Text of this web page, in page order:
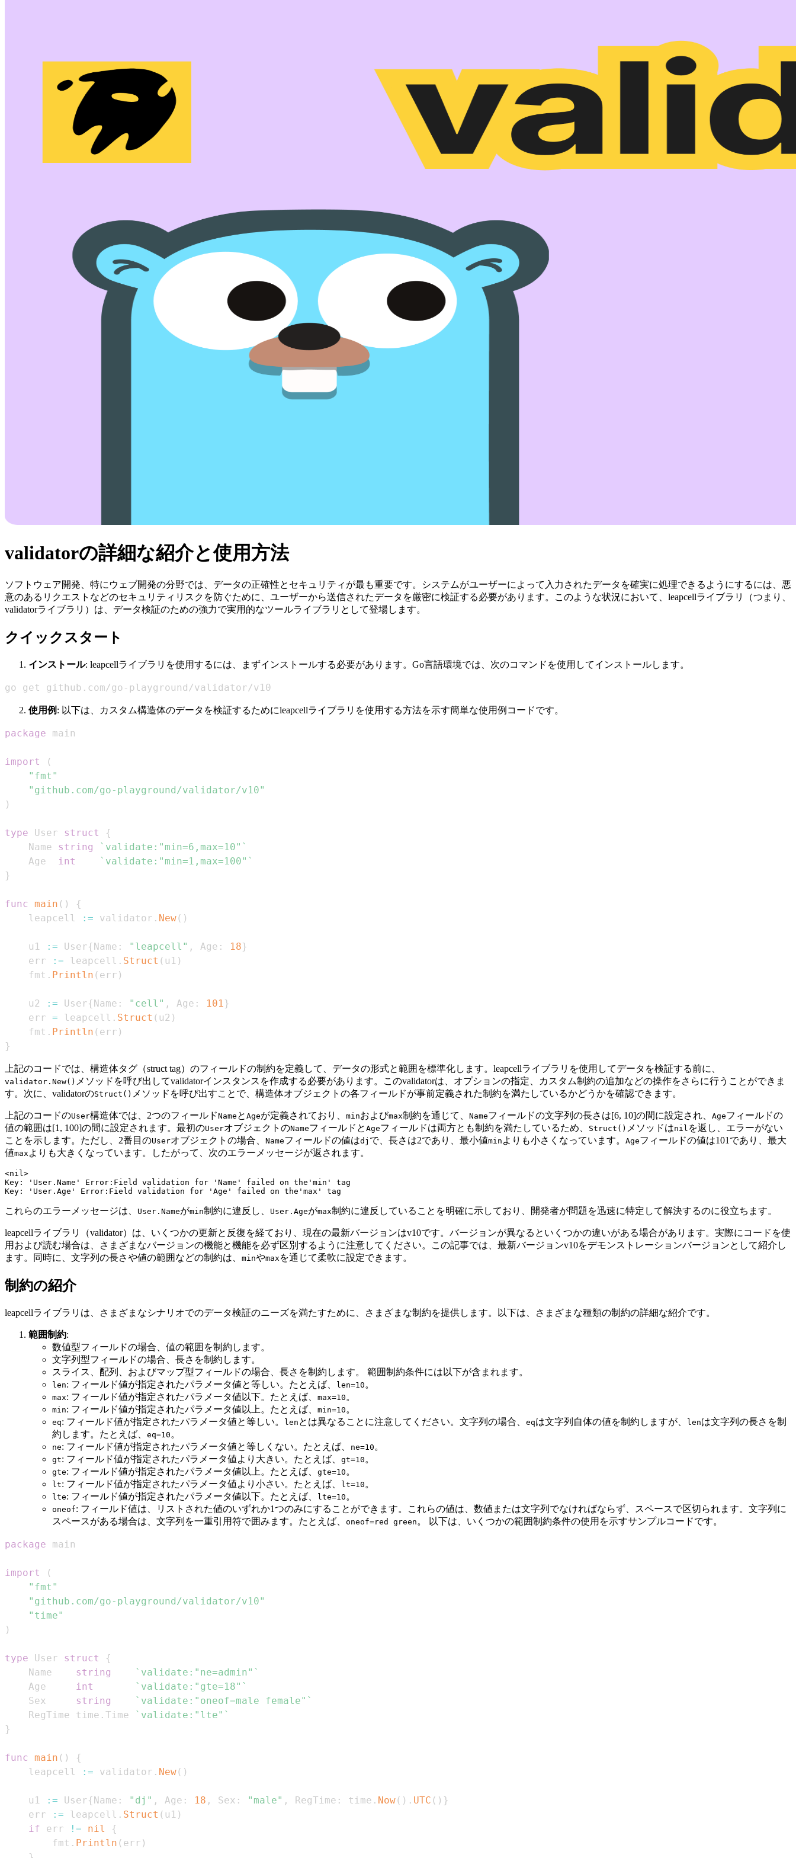
validatorの詳細な紹介と使用方法
ソフトウェア開発、特にウェブ開発の分野では、データの正確性とセキュリティが最も重要です。システムがユーザーによって入力されたデータを確実に処理できるようにするには、悪
意のあるリクエストなどのセキュリティリスクを防ぐために、ユーザーから送信されたデータを厳密に検証する必要があります。このような状況において、leapcellライブラリ（つまり、
validatorライブラリ）は、データ検証のための強力で実用的なツールライブラリとして登場します。
クイックスタート
インストール: leapcellライブラリを使用するには、まずインストールする必要があります。Go言語環境では、次のコマンドを使用してインストールします。
go get github.com/go-playground/validator/v10
使用例 : 以下は、カスタム構造体のデータを検証するためにleapcellライブラリを使用する方法を示す簡単な使用例コードです。
package
import
(
"fmt"
"github.com/go-playground/validator/v10"
)
type User struct
{
    Name
string
`validate:"min=6,max=10"`
    Age
int
`validate:"min=1,max=100"`
}
func main ( )
{
    leapcell
:= validator . New( )
    u1
:= User{Name : "leapcell" , Age : 18}
    err
:= leapcell . Struct ( u1 )
    fmt
. Println ( err )
    u2
:= User{Name : "cell" , Age : 101}
    err
= leapcell . Struct ( u2 )
    fmt
. Println ( err )
}
上記のコードでは、構造体タグ（struct tag）のフィールドの制約を定義して、データの形式と範囲を標準化します。leapcellライブラリを使用してデータを検証する前に、
validator.New() メソッドを呼び出してvalidatorインスタンスを作成する必要があります。このvalidatorは、オプションの指定、カスタム制約の追加などの操作をさらに行うことができま
す。次に、validatorのStruct() メソッドを呼び出すことで、構造体オブジェクトの各フィールドが事前定義された制約を満たしているかどうかを確認できます。
上記のコードのUser構造体では、2つのフィールドName と Ageが定義されており、 minおよびmax制約を通じて、 Nameフィールドの文字列の長さは[6, 10]の間に設定され、 Ageフィールドの
値の範囲は[1, 100]の間に設定されます。最初のUserオブジェクトのNameフィールドと Ageフィールドは両方とも制約を満たしているため、 Struct() メソッドはnil を返し、エラーがない
ことを示します。ただし、2番目のUserオブジェクトの場合、 Nameフィールドの値はdj で、長さは2であり、最小値min よりも小さくなっています。 Ageフィールドの値は101であり、最大
値max よりも大きくなっています。したがって、次のエラーメッセージが返されます。
<nil>
Key: 'User.Name' Error:Field validation for 'Name' failed on the'min' tag
これらのエラーメッセージは、 User.Nameがmin制約に違反し、 User.Ageがmax制約に違反していることを明確に示しており、開発者が問題を迅速に特定して解決するのに役立ちます。
leapcellライブラリ（validator）は、いくつかの更新と反復を経ており、現在の最新バージョンはv10です。バージョンが異なるといくつかの違いがある場合があります。実際にコードを使
用および読む場合は、さまざまなバージョンの機能と機能を必ず区別するように注意してください。この記事では、最新バージョンv10をデモンストレーションバージョンとして紹介し
ます。同時に、文字列の長さや値の範囲などの制約は、 minやmax を通じて柔軟に設定できます。
制約の紹介
leapcellライブラリは、さまざまなシナリオでのデータ検証のニーズを満たすために、さまざまな制約を提供します。以下は、さまざまな種類の制約の詳細な紹介です。
範囲制約:
数値型フィールドの場合、値の範囲を制約します。
文字列型フィールドの場合、長さを制約します。
スライス、配列、およびマップ型フィールドの場合、長さを制約します。 範囲制約条件には以下が含まれます。
len: フィールド値が指定されたパラメータ値と等しい。たとえば、 len=10 。
max: フィールド値が指定されたパラメータ値以下。たとえば、 max=10 。
min: フィールド値が指定されたパラメータ値以上。たとえば、 min=10 。
eq: フィールド値が指定されたパラメータ値と等しい。 len とは異なることに注意してください。文字列の場合、 eqは文字列自体の値を制約しますが、 lenは文字列の長さを制
約します。たとえば、 eq=10 。
ne: フィールド値が指定されたパラメータ値と等しくない。たとえば、 ne=10 。
gt: フィールド値が指定されたパラメータ値より大きい。たとえば、 gt=10 。
gte: フィールド値が指定されたパラメータ値以上。たとえば、 gte=10 。
lt: フィールド値が指定されたパラメータ値より小さい。たとえば、 lt=10 。
lte: フィールド値が指定されたパラメータ値以下。たとえば、 lte=10 。
oneof: フィールド値は、リストされた値のいずれか1つのみにすることができます。これらの値は、数値または文字列でなければならず、スペースで区切られます。文字列に
スペースがある場合は、文字列を一重引用符で囲みます。たとえば、 oneof=red green 。 以下は、いくつかの範囲制約条件の使用を示すサンプルコードです。
package
import
(
"fmt"
"github.com/go-playground/validator/v10"
"time"
)
type User struct
{
    Name
string
`validate:"ne=admin"`
    Age
int
`validate:"gte=18"`
    Sex
string
`validate:"oneof=male female"`
    RegTime time
. Time
`validate:"lte"`
}
func main ( )
{
    leapcell
:= validator . New( )
    u1
:= User{Name : "dj" , Age : 18 , Sex : "male" , RegTime : time . Now( ) . UTC ( ) }
    err
:= leapcell . Struct ( u1 )
if err != nil
{
        fmt
. Println ( err )